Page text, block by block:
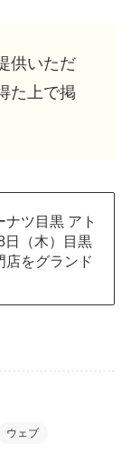
供いただ
た上で掲
ナツ目黒 アト
日（木）目黒
店をグランド
ウェブ